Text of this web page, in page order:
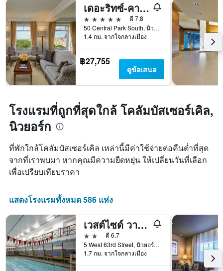
วัน
ก่อน
การ
เข้า
พัก
แผนภูมิ
มี
แกน
Y
แกน
แแส
ดง
ราคา
เฉลี่ย
ของ
ห้อง
พัก
เดอะริทซ์-คาร์ลตัน นิวยอร์ก เซ็นทรัลพาร์ค
5 ดาว
ดี 7.8
50 Central Park South, นิวยอร์ก, NY, สหรัฐอเมริกา
1.4 กม. จากใจกลางเมือง
฿27,755
ดูข้อเสนอ
โรงแรมที่ถูกที่สุดใกล้ โคลัมบัสเซอร์เคิล,
นิวยอร์ก
ที่พักใกล้โคลัมบัสเซอร์เคิล เหล่านี้มีค่าใช้จ่ายต่อคืนต่ำที่สุด
จากที่เราพบมา หากคุณมีความยืดหยุ่น ให้เปลี่ยนวันที่เลือก
เพื่อเปรียบเทียบราคา
แสดงโรงแรมทั้งหมด 586 แห่ง
เวสต์ไซด์ วายเอ็มซีเอ
2 ดาว
ดี 6.7
5 West 63rd Street, นิวยอร์ก, NY, สหรัฐอเมริกา
1.7 กม. จากใจกลางเมือง